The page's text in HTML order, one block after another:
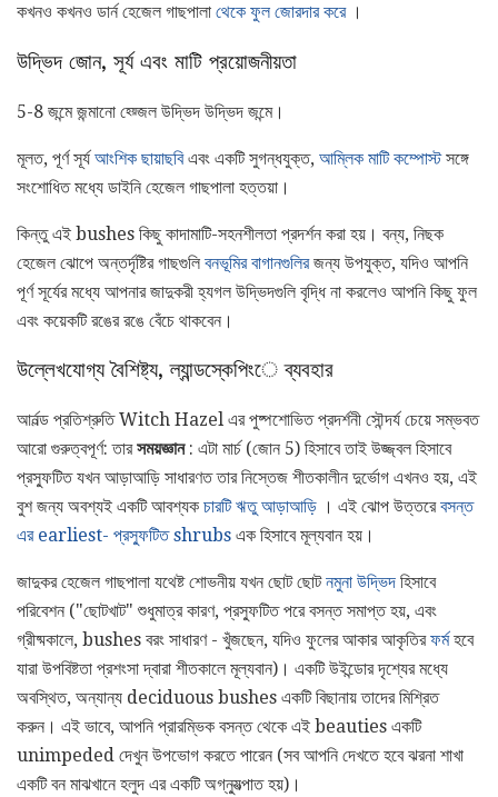
কখনও কখনও ডার্ন হেজেল গাছপালা থেকে ফুল জোরদার করে।
উদ্ভিদ জোন, সূর্য এবং মাটি প্রয়োজনীয়তা
5-8 জন্মে জন্মানো হ্য়্জেল উদ্ভিদ উদ্ভিদ জন্মে।
মূলত, পূর্ণ সূর্যআংশিক ছায়াছবিএবং একটি সুগন্ধযুক্ত, আম্লিক মাটি কম্পোস্টসঙ্গে
সংশোধিত মধ্যে ডাইনি হেজেল গাছপালা হত্তয়া।
কিন্তু এই bushes কিছু কাদামাটি-সহনশীলতা প্রদর্শন করা হয়। বন্য, নিছক
হেজেল ঝোপে অন্তর্দৃষ্টির গাছগুলি বনভূমির বাগানগুলিরজন্য উপযুক্ত, যদিও আপনি
পূর্ণ সূর্যের মধ্যে আপনার জাদুকরী হ্যগল উদ্ভিদগুলি বৃদ্ধি না করলেও আপনি কিছু ফুল
এবং কয়েকটি রঙের রঙে বেঁচে থাকবেন।
উল্লেখযোগ্য বৈশিষ্ট্য, ল্যান্ডস্কেপিংে ব্যবহার
আর্নল্ড প্রতিশ্রুতি Witch Hazel এর পুষ্পশোভিত প্রদর্শনী সৌন্দর্য চেয়ে সম্ভবত
আরো গুরুত্বপূর্ণ: তারসময়জ্ঞান: এটা মার্চ (জোন 5) হিসাবে তাই উজ্জ্বল হিসাবে
প্রস্ফুটিত যখন আড়াআড়ি সাধারণত তার নিস্তেজ শীতকালীন দুর্ভোগ এখনও হয়, এই
বুশ জন্য অবশ্যই একটি আবশ্যক চারটি ঋতু আড়াআড়ি । এই ঝোপ উত্তরেবসন্ত
এর earliest- প্রস্ফুটিত shrubs এক হিসাবে মূল্যবান হয়।
জাদুকর হেজেল গাছপালা যথেষ্ট শোভনীয় যখন ছোট ছোটনমুনা উদ্ভিদ হিসাবে
পরিবেশন ("ছোটখাট" শুধুমাত্র কারণ, প্রস্ফুটিত পরে বসন্ত সমাপ্ত হয়, এবং
গ্রীষ্মকালে, bushes বরং সাধারণ - খুঁজছেন, যদিও ফুলের আকার আকৃতিরফর্মহবে
যারা উপবিষ্টতা প্রশংসা দ্বারা শীতকালে মূল্যবান)। একটি উইন্ডোর দৃশ্যের মধ্যে
অবস্থিত, অন্যান্য deciduous bushes একটি বিছানায় তাদের মিশ্রিত
করুন। এই ভাবে, আপনি প্রারম্ভিক বসন্ত থেকে এই beauties একটি
unimpeded দেখুন উপভোগ করতে পারেন (সব আপনি দেখতে হবে ঝরনা শাখা
একটি বন মাঝখানে হলুদ এর একটি অগ্ন্যুত্পাত হয়)।